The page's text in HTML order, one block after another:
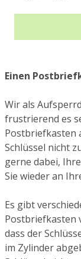
Einen
Wir als
frustrierend es
Postbriefkasten
Schlüssel nicht
gerne dabei,
Sie wieder an
Es gibt
Postbriefkasten
dass der
im Zylinder